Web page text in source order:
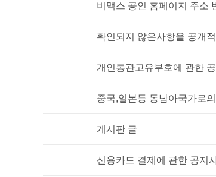
비맥스 공인 홈페이지 주소
확인되지 않은사항을 공개
개인통관고유부호에 관한 공
중국,일본등 동남아국가로
게시판 글
신용카드 결제에 관한 공지